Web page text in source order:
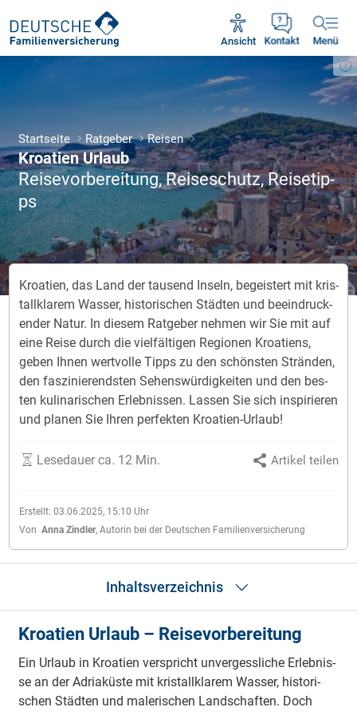
Kontakt
Ansicht Menü
Mo - Fr 09:00 - 18:30 Uhr
Startseite Ratgeber Reisen
Kroa­ti­en Ur­laub
Rei­se­vor­be­rei­tung, Rei­se­schu­tz, Rei­se­tip­
ps
Kro­a­tien, das Land der tau­send In­seln, be­geis­tert mit kris­
tall­kla­rem Was­ser, his­to­ri­schen Städ­ten und be­ein­druck­
en­der Natur. In die­sem Rat­ge­ber neh­men wir Sie mit auf
eine Reise durch die viel­fäl­ti­gen Re­gi­o­nen Kroa­tie­ns,
geben Ihnen wert­vol­le Tipps zu den schöns­ten Strän­den,
den fas­zi­nie­rends­ten Se­hens­wür­dig­kei­ten und den bes­
ten ku­li­na­ri­schen Er­leb­nis­sen. Las­sen Sie sich in­spi­rie­ren
und pla­nen Sie Ihren per­fek­ten Kroa­tien-Ur­laub!
Erstellt: 03.06.2025, 15:10 Uhr
Von Anna Zindler, Autorin bei der Deutschen Familienversicherung
Lesedauer ca. 12 Min. Artikel teilen
Inhaltsverzeichnis
Kroatien Urlaub – Reisevorbereitung
Medizinische Hinweise
Reisetipps
Beliebte Sehenswürdigkeiten
Kroatien Urlaub – Reisevorbereitung
Ein Ur­laub in Kro­a­tien ver­spricht un­ver­gess­li­che Er­leb­nis­
se an der Adria­küs­te mit kris­tall­kla­rem Was­ser, his­to­ri­
schen Städ­ten und ma­le­ri­schen Land­schaf­ten. Doch